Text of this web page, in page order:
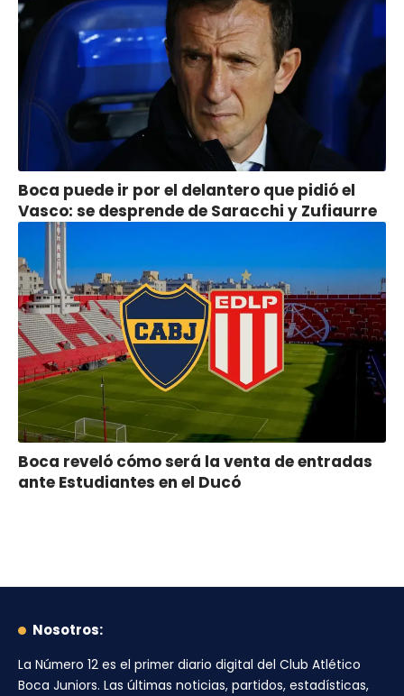
Boca puede ir por el delantero que pidió el
Vasco: se desprende de Saracchi y Zufiaurre
Boca reveló cómo será la venta de entradas
ante Estudiantes en el Ducó
Nosotros:
La Número 12 es el primer diario digital del Club Atlético
Boca Juniors. Las últimas noticias, partidos, estadísticas,